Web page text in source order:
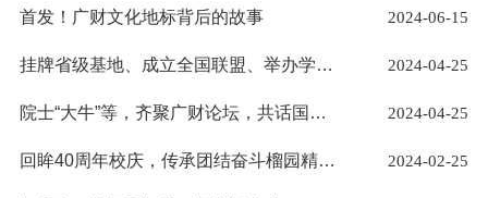
首发！广财文化地标背后的故事 2024-06-15
挂牌省级基地、成立全国联盟、举办学术论坛，广财法学院一日成就三件大事！ 2024-04-25
院士“大牛”等，齐聚广财论坛，共话国家安全学重大问题！ 2024-04-25
回眸40周年校庆，传承团结奋斗榴园精神！ 2024-02-25